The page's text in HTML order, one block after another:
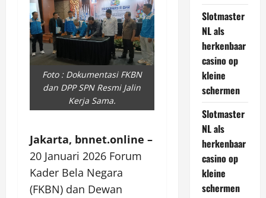
Foto : Dokumentasi FKBN
dan DPP SPN Resmi Jalin
Kerja Sama.
Jakarta, bnnet.online –
20 Januari 2026 Forum
Kader Bela Negara
(FKBN) dan Dewan
Slotmaster
NL als
herkenbaar
casino op
kleine
schermen
Slotmaster
NL als
herkenbaar
casino op
kleine
schermen